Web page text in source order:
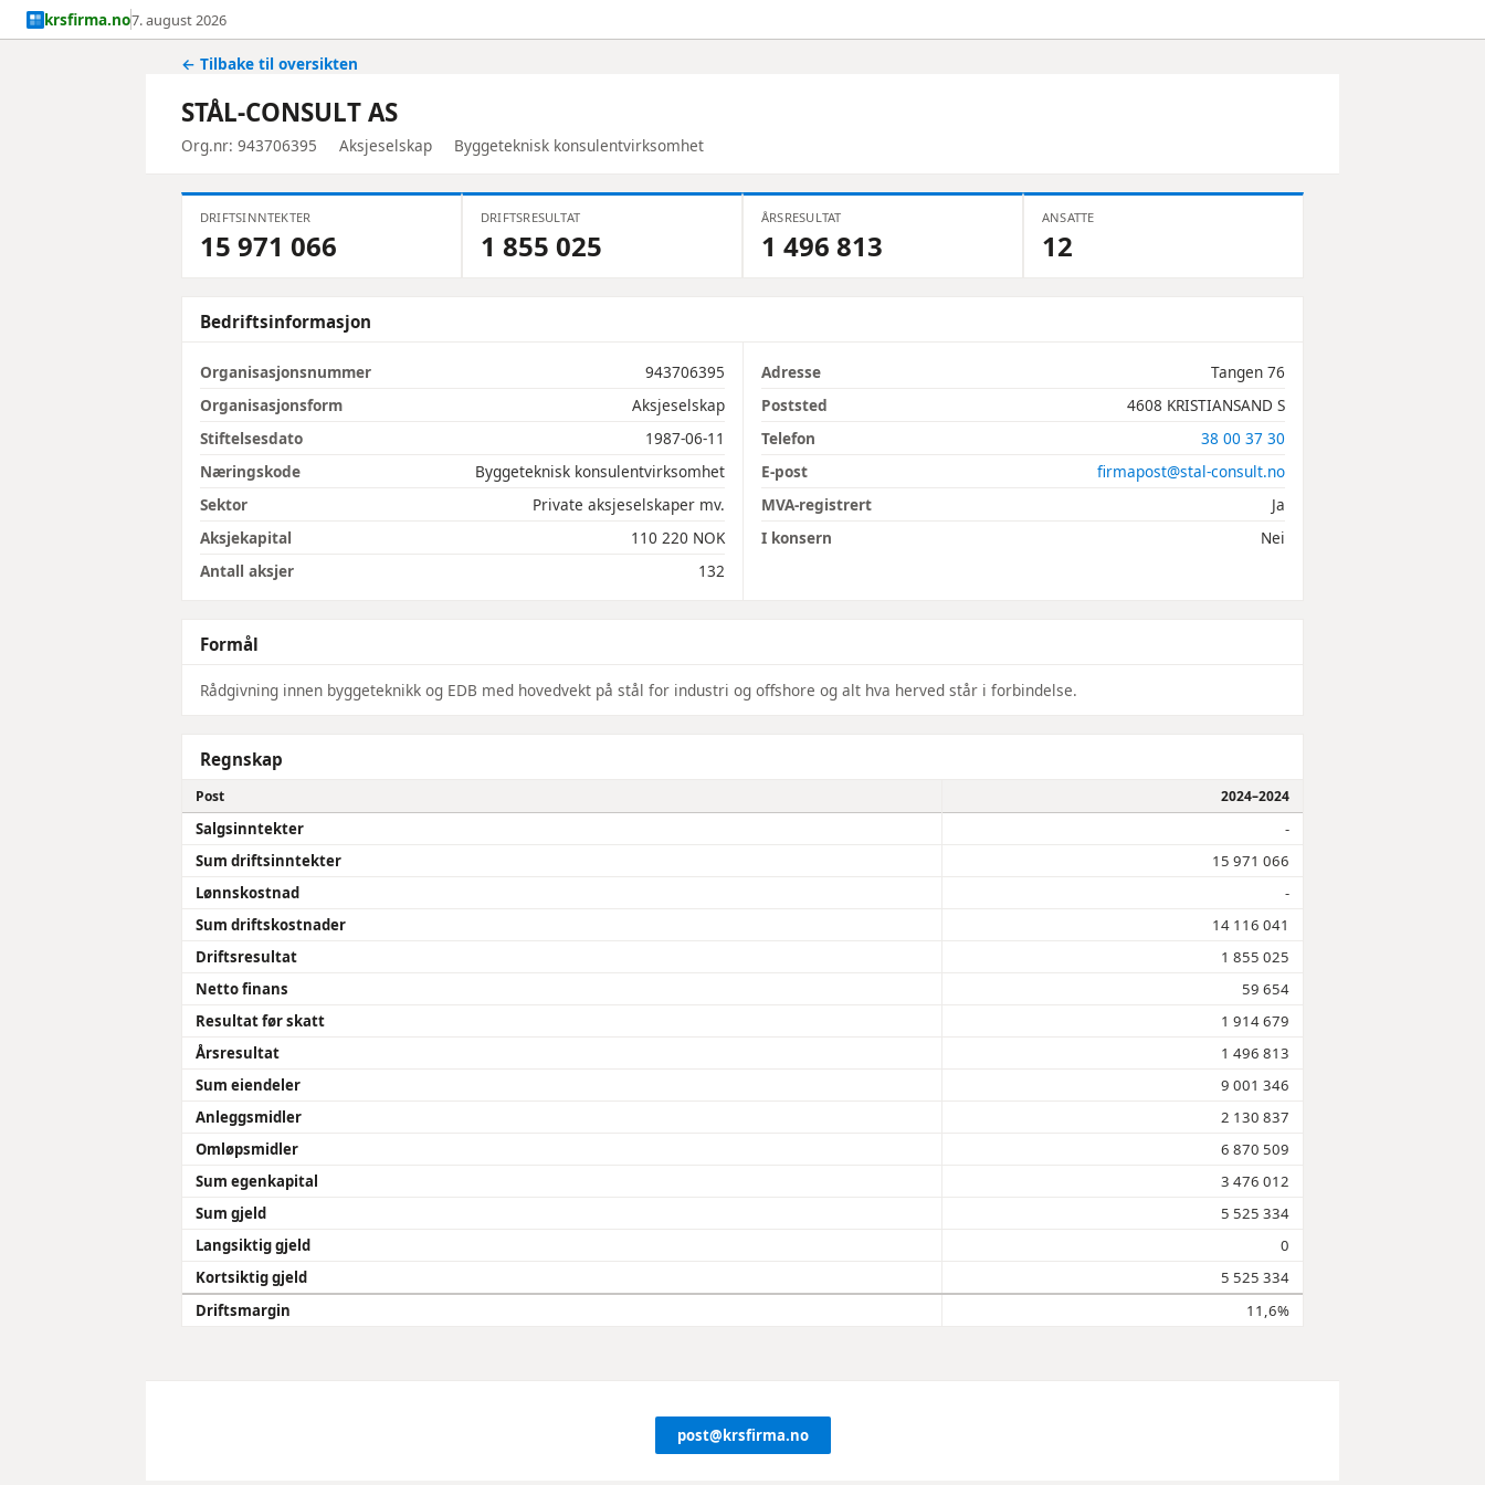
krsfirma.no7. august 2026
← Tilbake til oversikten
STÅL-CONSULT AS
Org.nr: 943706395 Aksjeselskap Byggeteknisk konsulentvirksomhet
DRIFTSINNTEKTER
15 971 066
DRIFTSRESULTAT
1 855 025
ÅRSRESULTAT
1 496 813
ANSATTE
12
Bedriftsinformasjon
Organisasjonsnummer
943706395
Organisasjonsform
Aksjeselskap
Stiftelsesdato
1987-06-11
Næringskode
Byggeteknisk konsulentvirksomhet
Sektor
Private aksjeselskaper mv.
Aksjekapital
110 220 NOK
Antall aksjer
132
Adresse
Tangen 76
Poststed
4608 KRISTIANSAND S
Telefon
38 00 37 30
E-post
firmapost@stal-consult.no
MVA-registrert
Ja
I konsern
Nei
Formål
Rådgivning innen byggeteknikk og EDB med hovedvekt på stål for industri og offshore og alt hva herved står i forbindelse.
Regnskap
Post 2024–2024
Salgsinntekter
-
Sum driftsinntekter
15 971 066
Lønnskostnad
-
Sum driftskostnader
14 116 041
Driftsresultat
1 855 025
Netto finans
59 654
Resultat før skatt
1 914 679
Årsresultat
1 496 813
Sum eiendeler
9 001 346
Anleggsmidler
2 130 837
Omløpsmidler
6 870 509
Sum egenkapital
3 476 012
Sum gjeld
5 525 334
Langsiktig gjeld
0
Kortsiktig gjeld
5 525 334
Driftsmargin
11,6%
post@krsfirma.no